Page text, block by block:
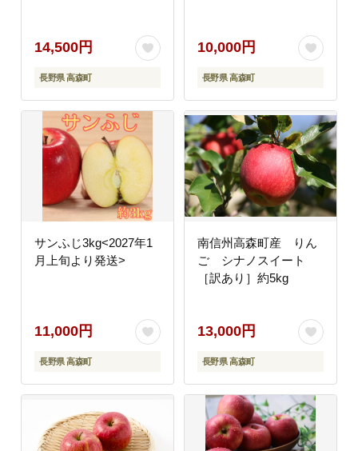
14,500円
長野県 高森町
荘介
10,000円
長野県 高森町
サンふじ3kg<2027年1
月上旬より発送>
11,000円
長野県 高森町
南信州高森町産 りん
ご シナノスイート
［訳あり］約5kg
13,000円
長野県 高森町